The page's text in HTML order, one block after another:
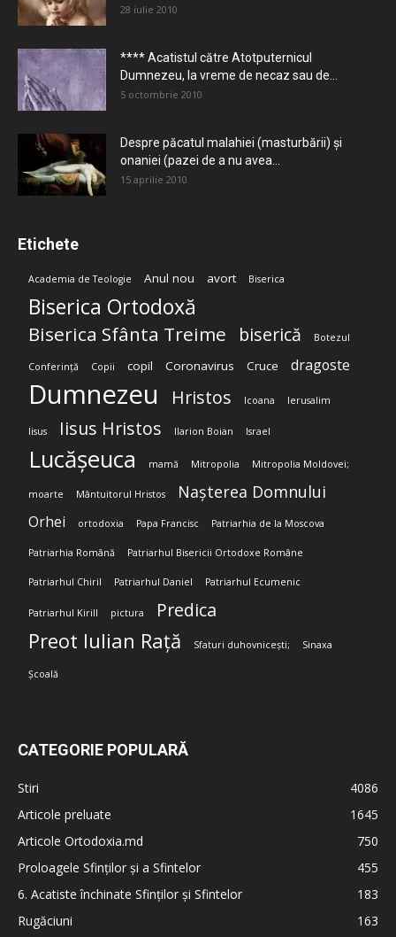
28 iulie 2010
**** Acatistul către Atotputernicul
Dumnezeu, la vreme de necaz sau de...
5 octombrie 2010
Despre păcatul malahiei (masturbării) şi
onaniei (pazei de a nu avea...
15 aprilie 2010
Etichete
Academia de Teologie Anul nou avort Biserica
Biserica Ortodoxă
Biserica Sfânta Treime biserică Botezul
Conferință Copii copil Coronavirus Cruce dragoste
Dumnezeu Hristos Icoana Ierusalim
Iisus Iisus Hristos Ilarion Boian Israel
Lucășeuca mamă Mitropolia Mitropolia Moldovei;
moarte Mântuitorul Hristos Nașterea Domnului
Orhei ortodoxia Papa Francisc Patriarhia de la Moscova
Patriarhia Română Patriarhul Bisericii Ortodoxe Române
Patriarhul Chiril Patriarhul Daniel Patriarhul Ecumenic
Patriarhul Kirill pictura Predica
Preot Iulian Rață Sfaturi duhovnicești; Sinaxa
Școală
CATEGORIE POPULARĂ
Stiri
4086
Articole preluate
1645
Articole Ortodoxia.md
750
Proloagele Sfinților și a Sfintelor
455
6. Acatiste închinate Sfinților și Sfintelor
183
Rugăciuni
163